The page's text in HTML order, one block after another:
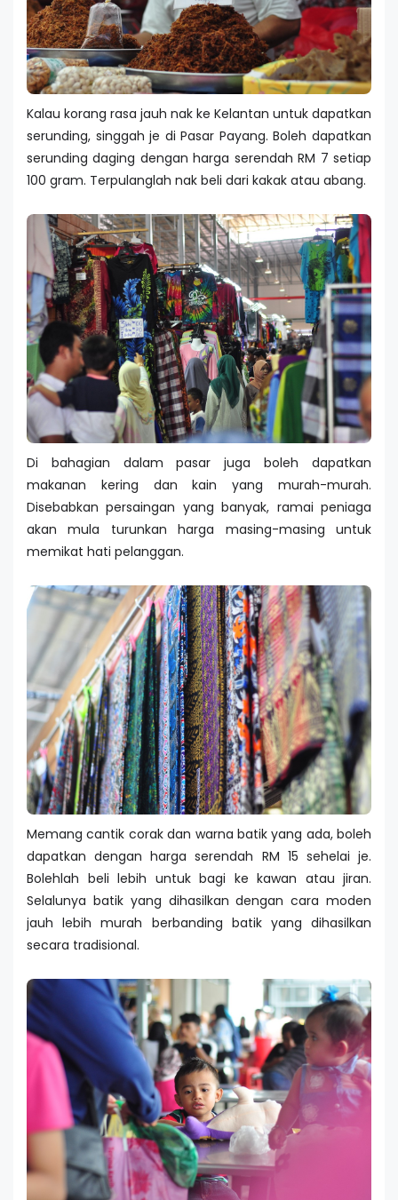
Kalau korang rasa jauh nak ke Kelantan untuk dapatkan
serunding, singgah je di Pasar Payang. Boleh dapatkan
serunding daging dengan harga serendah RM 7 setiap
100 gram. Terpulanglah nak beli dari kakak atau abang.
Di bahagian dalam pasar juga boleh dapatkan
makanan kering dan kain yang murah-murah.
Disebabkan persaingan yang banyak, ramai peniaga
akan mula turunkan harga masing-masing untuk
memikat hati pelanggan.
Memang cantik corak dan warna batik yang ada, boleh
dapatkan dengan harga serendah RM 15 sehelai je.
Bolehlah beli lebih untuk bagi ke kawan atau jiran.
Selalunya batik yang dihasilkan dengan cara moden
jauh lebih murah berbanding batik yang dihasilkan
secara tradisional.